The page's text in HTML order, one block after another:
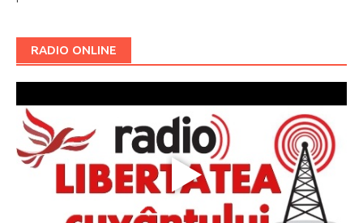
RADIO ONLINE